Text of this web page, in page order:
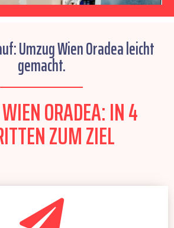
Umzug Wien Oradea leicht
gemacht.
ORADEA: IN 4
ZUM ZIEL